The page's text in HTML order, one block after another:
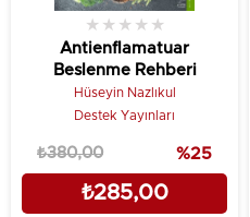
Antienflamatuar
Beslenme Rehberi
★ ★ ★ ★ ★
Hüseyin Nazlıkul
Destek Yayınları
₺285,00
₺380,00 %25